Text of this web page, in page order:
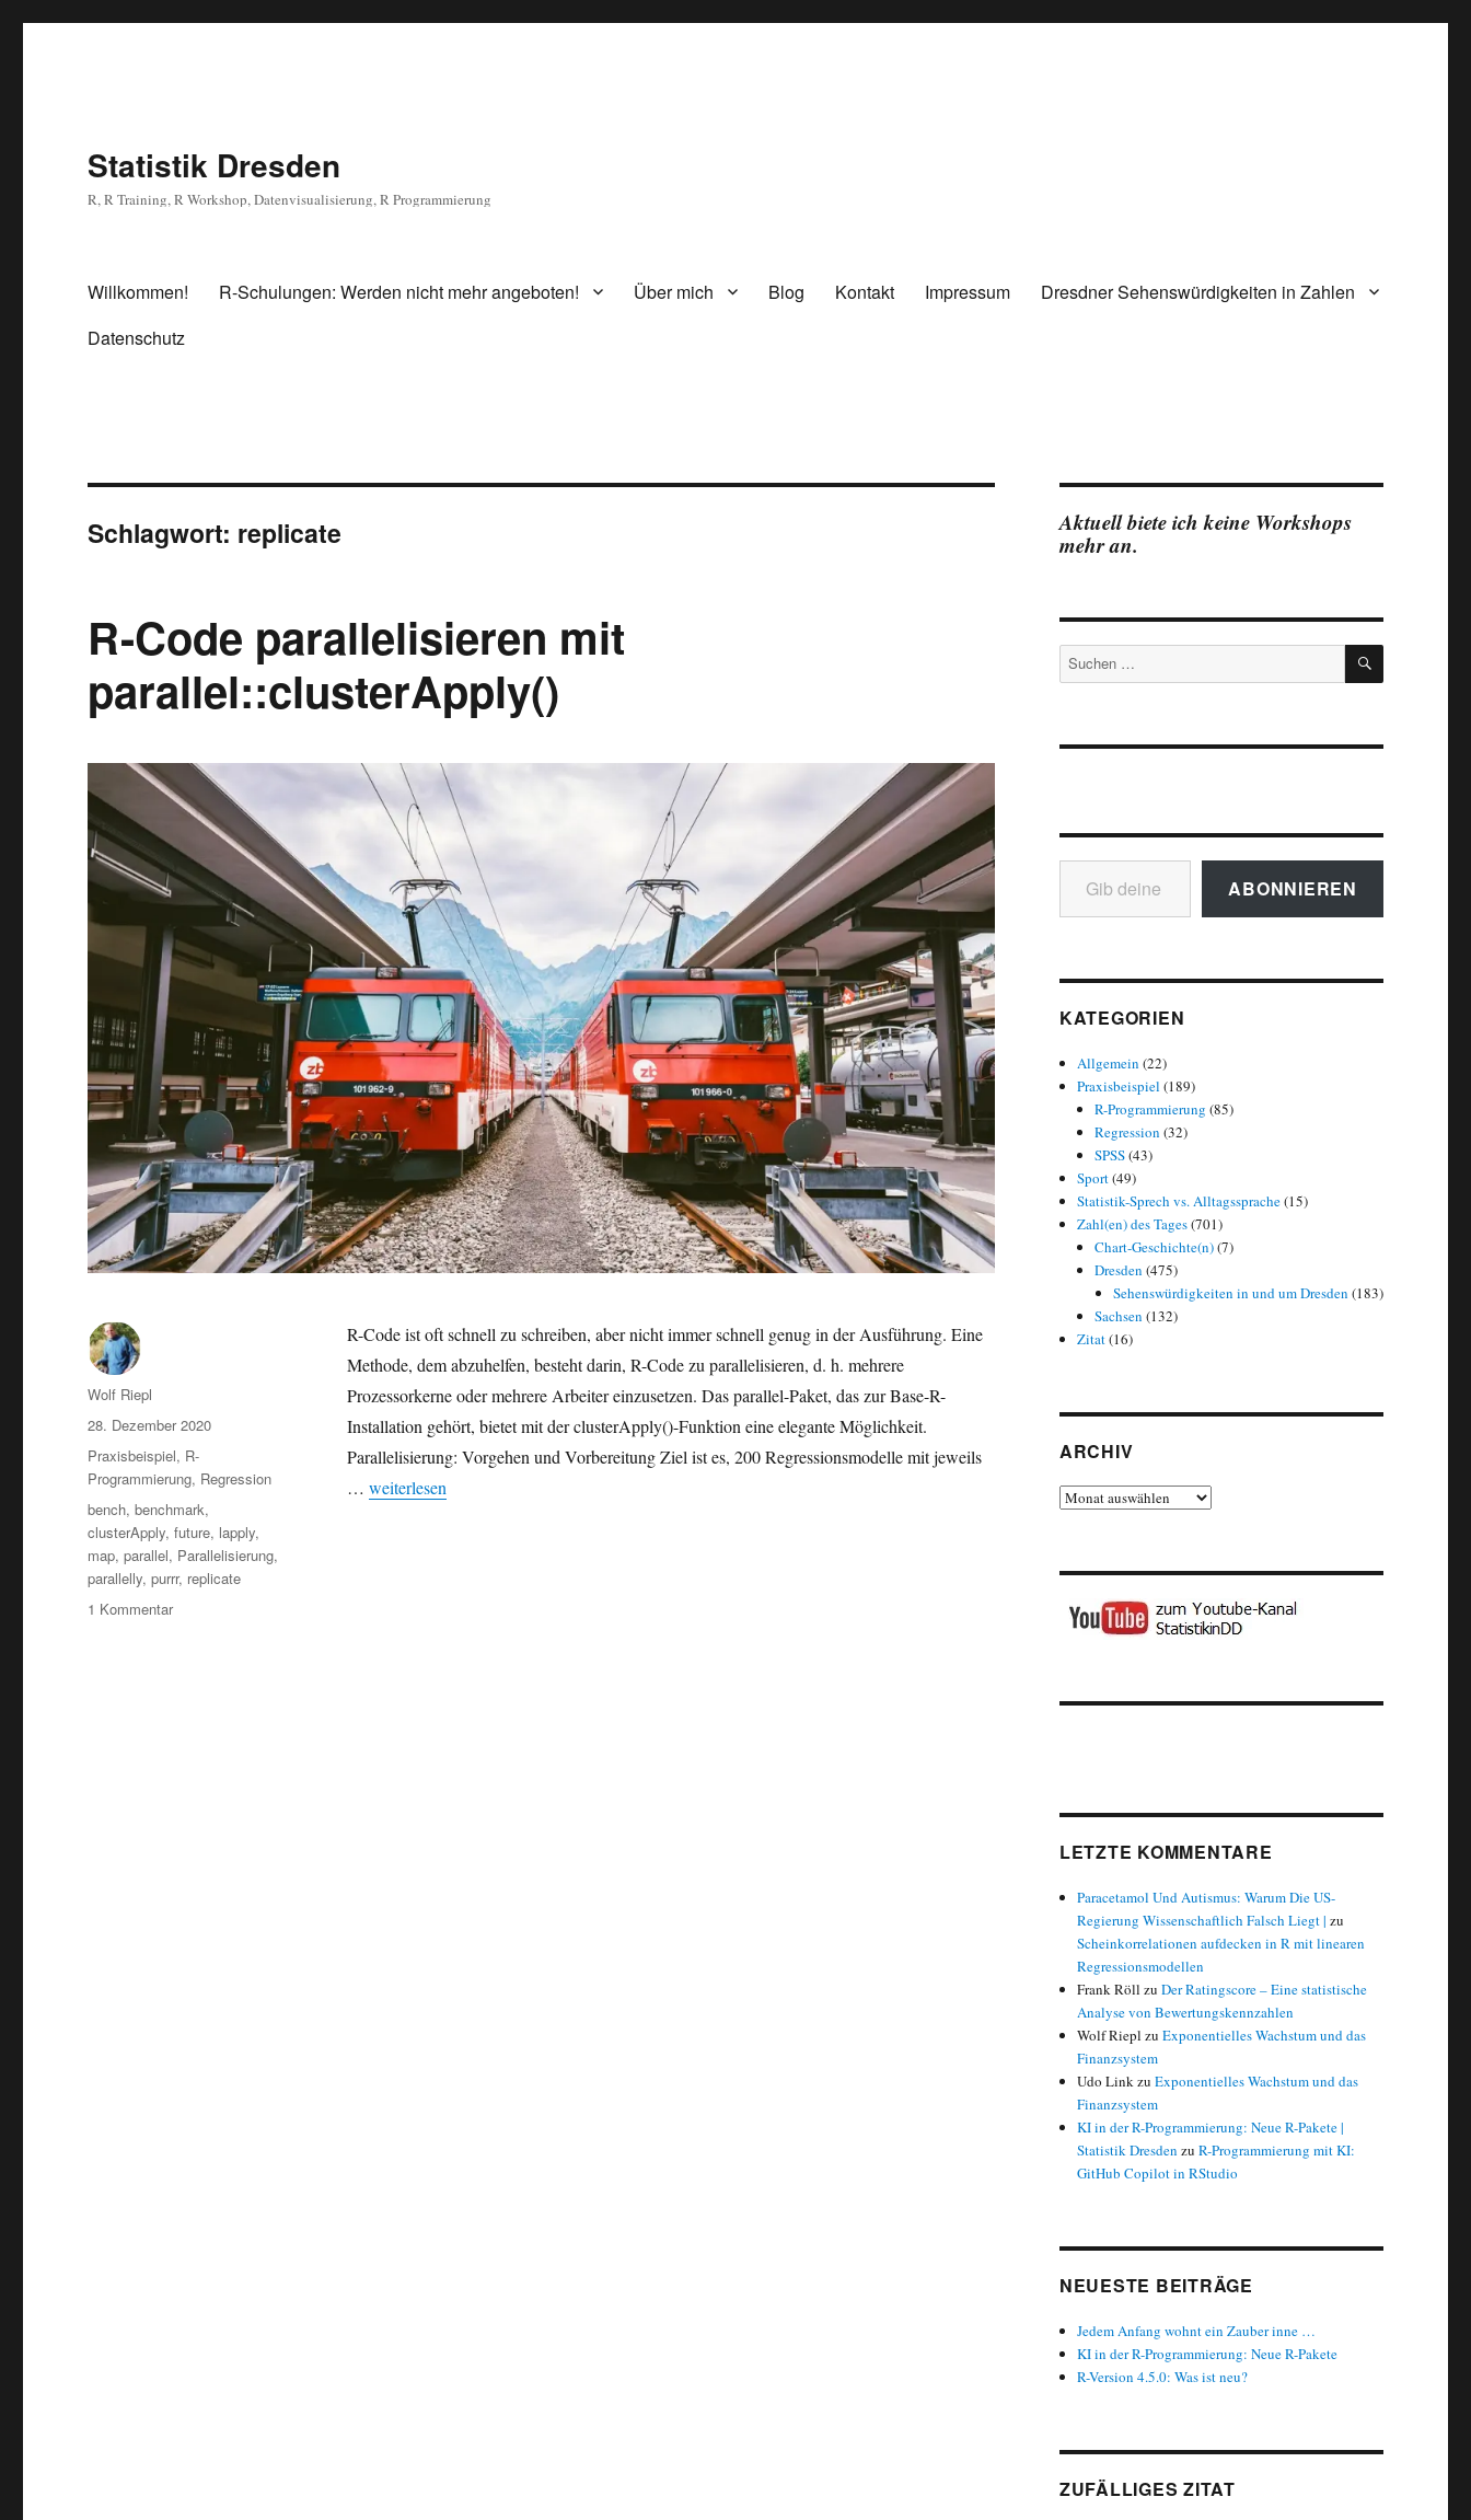
Statistik Dresden
R, R Training, R Workshop, Datenvisualisierung, R Programmierung
Willkommen! R-Schulungen: Werden nicht mehr angeboten! Über mich Blog Kontakt Impressum
Dresdner Sehenswürdigkeiten in Zahlen
Datenschutz
Schlagwort: replicate
R-Code parallelisieren mit
parallel::clusterApply()
R-Code ist oft schnell zu schreiben, aber nicht immer schnell genug in der Ausführung. Eine
Methode, dem abzuhelfen, besteht darin, R-Code zu parallelisieren, d. h. mehrere
Prozessorkerne oder mehrere Arbeiter einzusetzen. Das parallel-Paket, das zur Base-R-
Installation gehört, bietet mit der clusterApply()-Funktion eine elegante Möglichkeit.
Parallelisierung: Vorgehen und Vorbereitung Ziel ist es, 200 Regressionsmodelle mit jeweils
… „R-Code parallelisieren mit parallel::clusterApply()“
weiterlesen
Autor
Wolf Riepl
Veröffentlicht
am
28. Dezember 2020
Kategorien
Praxisbeispiel, R-
Programmierung, Regression
Schlagwörter
bench,benchmark,
clusterApply,future, lapply,
map,parallel, Parallelisierung,
parallelly,purrr, replicate
1 Kommentarzu
Aktuell biete ich keine Workshops
mehr an.
Suchen
nach:
SUCHEN
Gib deine E-Mail-Adresse ein ...
ABONNIEREN
KATEGORIEN
Allgemein (22)
Praxisbeispiel (189)
R-Programmierung (85)
Regression (32)
SPSS(43)
Sport(49)
Statistik-Sprech vs. Alltagssprache(15)
Zahl(en) des Tages(701)
Chart-Geschichte(n)(7)
Dresden (475)
Sehenswürdigkeiten in und um Dresden (183)
Sachsen (132)
Zitat(16)
ARCHIV
Archiv
LETZTE KOMMENTARE
Paracetamol Und Autismus: Warum Die US-
Regierung Wissenschaftlich Falsch Liegt | zu
Scheinkorrelationen aufdecken in R mit linearen
Regressionsmodellen
Frank Röll zuDer Ratingscore – Eine statistische
Analyse von Bewertungskennzahlen
Wolf Riepl zuExponentielles Wachstum und das
Finanzsystem
Udo LinkzuExponentielles Wachstum und das
Finanzsystem
KI in der R-Programmierung: Neue R-Pakete |
Statistik Dresden zuR-Programmierung mit KI:
GitHub Copilot in RStudio
NEUESTE BEITRÄGE
Jedem Anfang wohnt ein Zauber inne …
KI in der R-Programmierung: Neue R-Pakete
R-Version 4.5.0: Was ist neu?
ZUFÄLLIGES ZITAT